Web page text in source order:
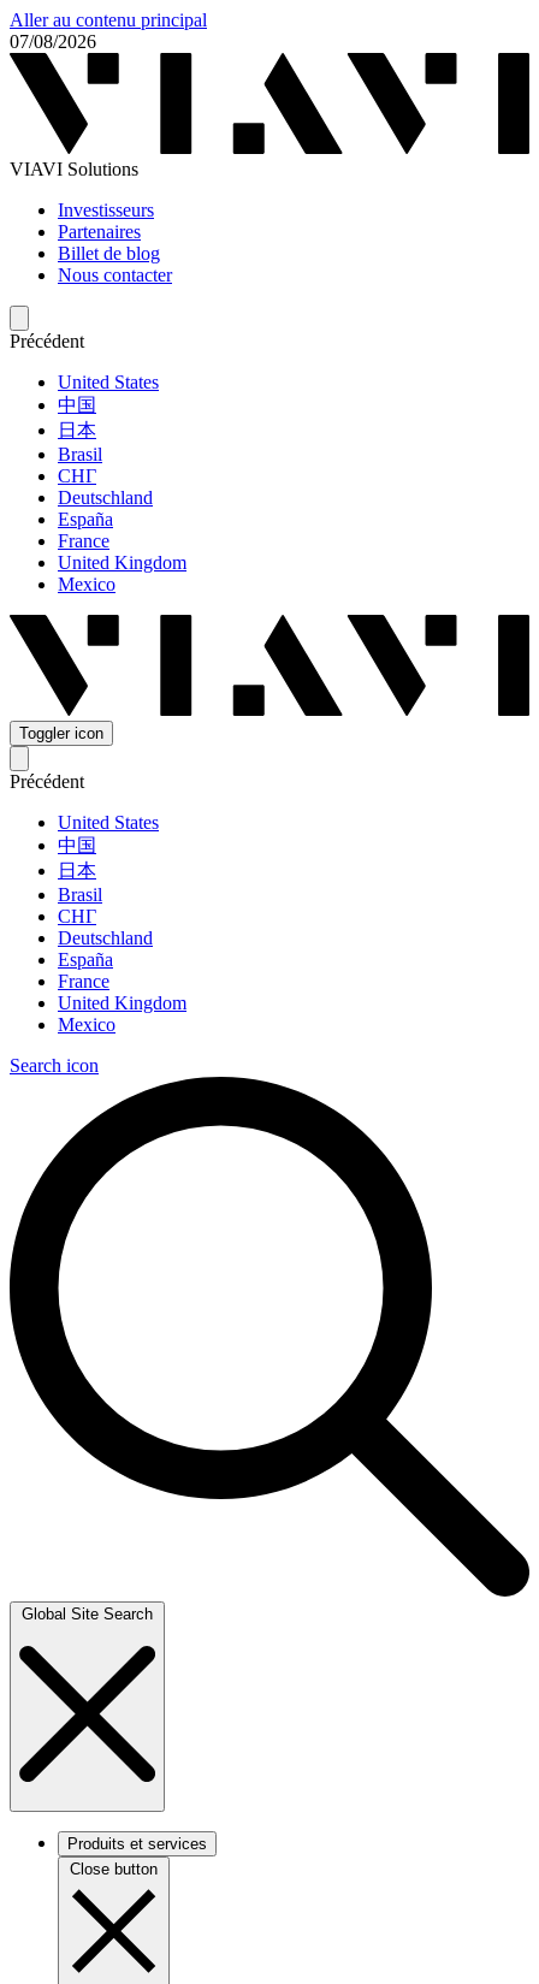
Aller au contenu principal
07/08/2026
VIAVI Solutions
Investisseurs
Partenaires
Billet de blog
Nous contacter
Précédent
United States
中国
日本
Brasil
СНГ
Deutschland
España
France
United Kingdom
Mexico
Toggler icon
Précédent
United States
中国
日本
Brasil
СНГ
Deutschland
España
France
United Kingdom
Mexico
Search icon
Global Site Search
Produits et services
Close button